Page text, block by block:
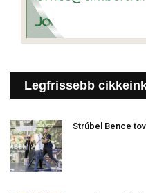
Legfrissebb
Strúbel Bence